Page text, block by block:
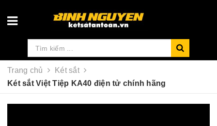
Trang chủ
Két sắt
Két sắt Việt Tiệp KA40 điện tử chính hãng